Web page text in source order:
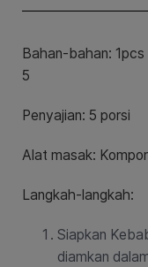
Bahan-bahan: 1pcs
5
Penyajian: 5 porsi
Alat masak:
Langkah-langkah:
Siapkan
diamkan